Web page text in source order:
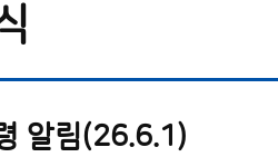
알림(26.6.1)